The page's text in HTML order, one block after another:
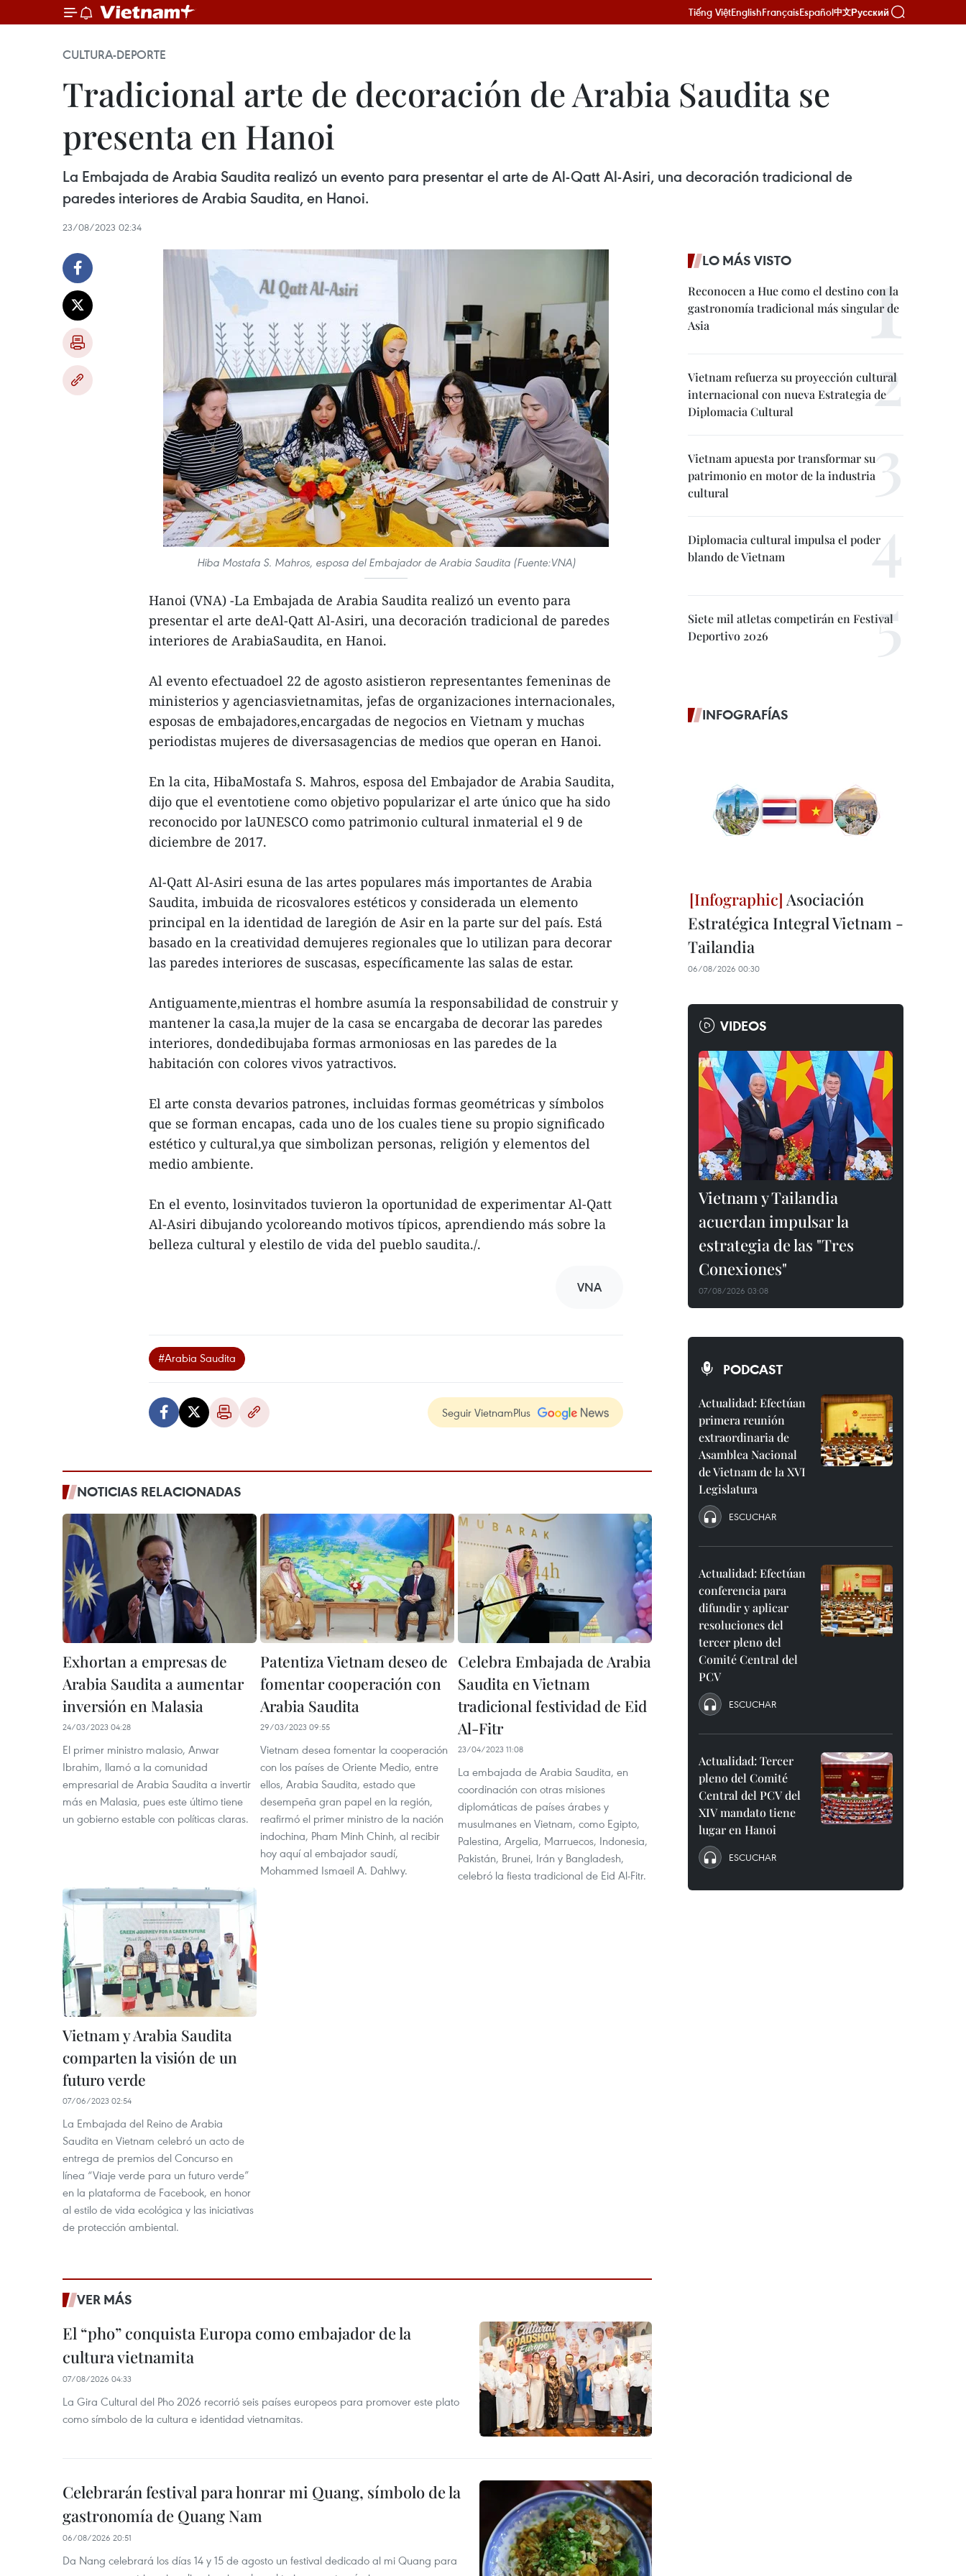
Tiếng ViệtEnglishFrançaisEspañol中文Русский
CULTURA-DEPORTE
Tradicional arte de decoración de Arabia Saudita se
presenta en Hanoi
La Embajada de Arabia Saudita realizó un evento para presentar el arte de Al-Qatt Al-Asiri, una decoración tradicional de
paredes interiores de Arabia Saudita, en Hanoi.
23/08/2023 02:34
Hiba Mostafa S. Mahros, esposa del Embajador de Arabia Saudita (Fuente:VNA)
Hanoi (VNA) -La Embajada de Arabia Saudita realizó un evento para
presentar el arte deAl-Qatt Al-Asiri, una decoración tradicional de paredes
interiores de ArabiaSaudita, en Hanoi.
Al evento efectuadoel 22 de agosto asistieron representantes femeninas de
ministerios y agenciasvietnamitas, jefas de organizaciones internacionales,
esposas de embajadores,encargadas de negocios en Vietnam y muchas
periodistas mujeres de diversasagencias de medios que operan en Hanoi.
En la cita, HibaMostafa S. Mahros, esposa del Embajador de Arabia Saudita,
dijo que el eventotiene como objetivo popularizar el arte único que ha sido
reconocido por laUNESCO como patrimonio cultural inmaterial el 9 de
diciembre de 2017.
Al-Qatt Al-Asiri esuna de las artes populares más importantes de Arabia
Saudita, imbuida de ricosvalores estéticos y considerada un elemento
principal en la identidad de laregión de Asir en la parte sur del país. Está
basado en la creatividad demujeres regionales que lo utilizan para decorar
las paredes interiores de suscasas, específicamente las salas de estar.
Antiguamente,mientras el hombre asumía la responsabilidad de construir y
mantener la casa,la mujer de la casa se encargaba de decorar las paredes
interiores, dondedibujaba formas armoniosas en las paredes de la
habitación con colores vivos yatractivos.
El arte consta devarios patrones, incluidas formas geométricas y símbolos
que se forman encapas, cada uno de los cuales tiene su propio significado
estético y cultural,ya que simbolizan personas, religión y elementos del
medio ambiente.
En el evento, losinvitados tuvieron la oportunidad de experimentar Al-Qatt
Al-Asiri dibujando ycoloreando motivos típicos, aprendiendo más sobre la
belleza cultural y elestilo de vida del pueblo saudita./.
VNA
#Arabia Saudita
Seguir VietnamPlus
NOTICIAS RELACIONADAS
Exhortan a empresas de
Arabia Saudita a aumentar
inversión en Malasia
24/03/2023 04:28
El primer ministro malasio, Anwar
Ibrahim, llamó a la comunidad
empresarial de Arabia Saudita a invertir
más en Malasia, pues este último tiene
un gobierno estable con políticas claras.
Patentiza Vietnam deseo de
fomentar cooperación con
Arabia Saudita
29/03/2023 09:55
Vietnam desea fomentar la cooperación
con los países de Oriente Medio, entre
ellos, Arabia Saudita, estado que
desempeña gran papel en la región,
reafirmó el primer ministro de la nación
indochina, Pham Minh Chinh, al recibir
hoy aquí al embajador saudí,
Mohammed Ismaeil A. Dahlwy.
Celebra Embajada de Arabia
Saudita en Vietnam
tradicional festividad de Eid
Al-Fitr
23/04/2023 11:08
La embajada de Arabia Saudita, en
coordinación con otras misiones
diplomáticas de países árabes y
musulmanes en Vietnam, como Egipto,
Palestina, Argelia, Marruecos, Indonesia,
Pakistán, Brunei, Irán y Bangladesh,
celebró la fiesta tradicional de Eid Al-Fitr.
Vietnam y Arabia Saudita
comparten la visión de un
futuro verde
07/06/2023 02:54
La Embajada del Reino de Arabia
Saudita en Vietnam celebró un acto de
entrega de premios del Concurso en
línea “Viaje verde para un futuro verde”
en la plataforma de Facebook, en honor
al estilo de vida ecológica y las iniciativas
de protección ambiental.
VER MÁS
El “pho” conquista Europa como embajador de la
cultura vietnamita
07/08/2026 04:33
La Gira Cultural del Pho 2026 recorrió seis países europeos para promover este plato
como símbolo de la cultura e identidad vietnamitas.
Celebrarán festival para honrar mi Quang, símbolo de la
gastronomía de Quang Nam
06/08/2026 20:51
Da Nang celebrará los días 14 y 15 de agosto un festival dedicado al mi Quang para
LO MÁS VISTO
Reconocen a Hue como el destino con la
gastronomía tradicional más singular de
Asia
Vietnam refuerza su proyección cultural
internacional con nueva Estrategia de
Diplomacia Cultural
Vietnam apuesta por transformar su
patrimonio en motor de la industria
cultural
Diplomacia cultural impulsa el poder
blando de Vietnam
Siete mil atletas competirán en Festival
Deportivo 2026
INFOGRAFÍAS
Asociación
Estratégica Integral Vietnam -
Tailandia
06/08/2026 00:30
VIDEOS
Vietnam y Tailandia
acuerdan impulsar la
estrategia de las "Tres
Conexiones"
07/08/2026 03:08
PODCAST
Actualidad: Efectúan
primera reunión
extraordinaria de
Asamblea Nacional
de Vietnam de la XVI
Legislatura
ESCUCHAR
Actualidad: Efectúan
conferencia para
difundir y aplicar
resoluciones del
tercer pleno del
Comité Central del
PCV
ESCUCHAR
Actualidad: Tercer
pleno del Comité
Central del PCV del
XIV mandato tiene
lugar en Hanoi
ESCUCHAR